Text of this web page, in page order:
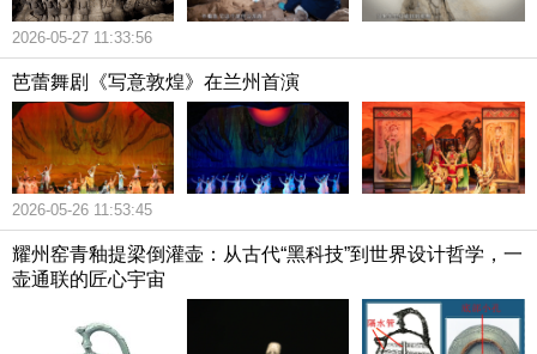
2026-05-27 11:33:56
芭蕾舞剧《写意敦煌》在兰州首演
2026-05-26 11:53:45
耀州窑青釉提梁倒灌壶：从古代“黑科技”到世界设计哲学，一
壶通联的匠心宇宙